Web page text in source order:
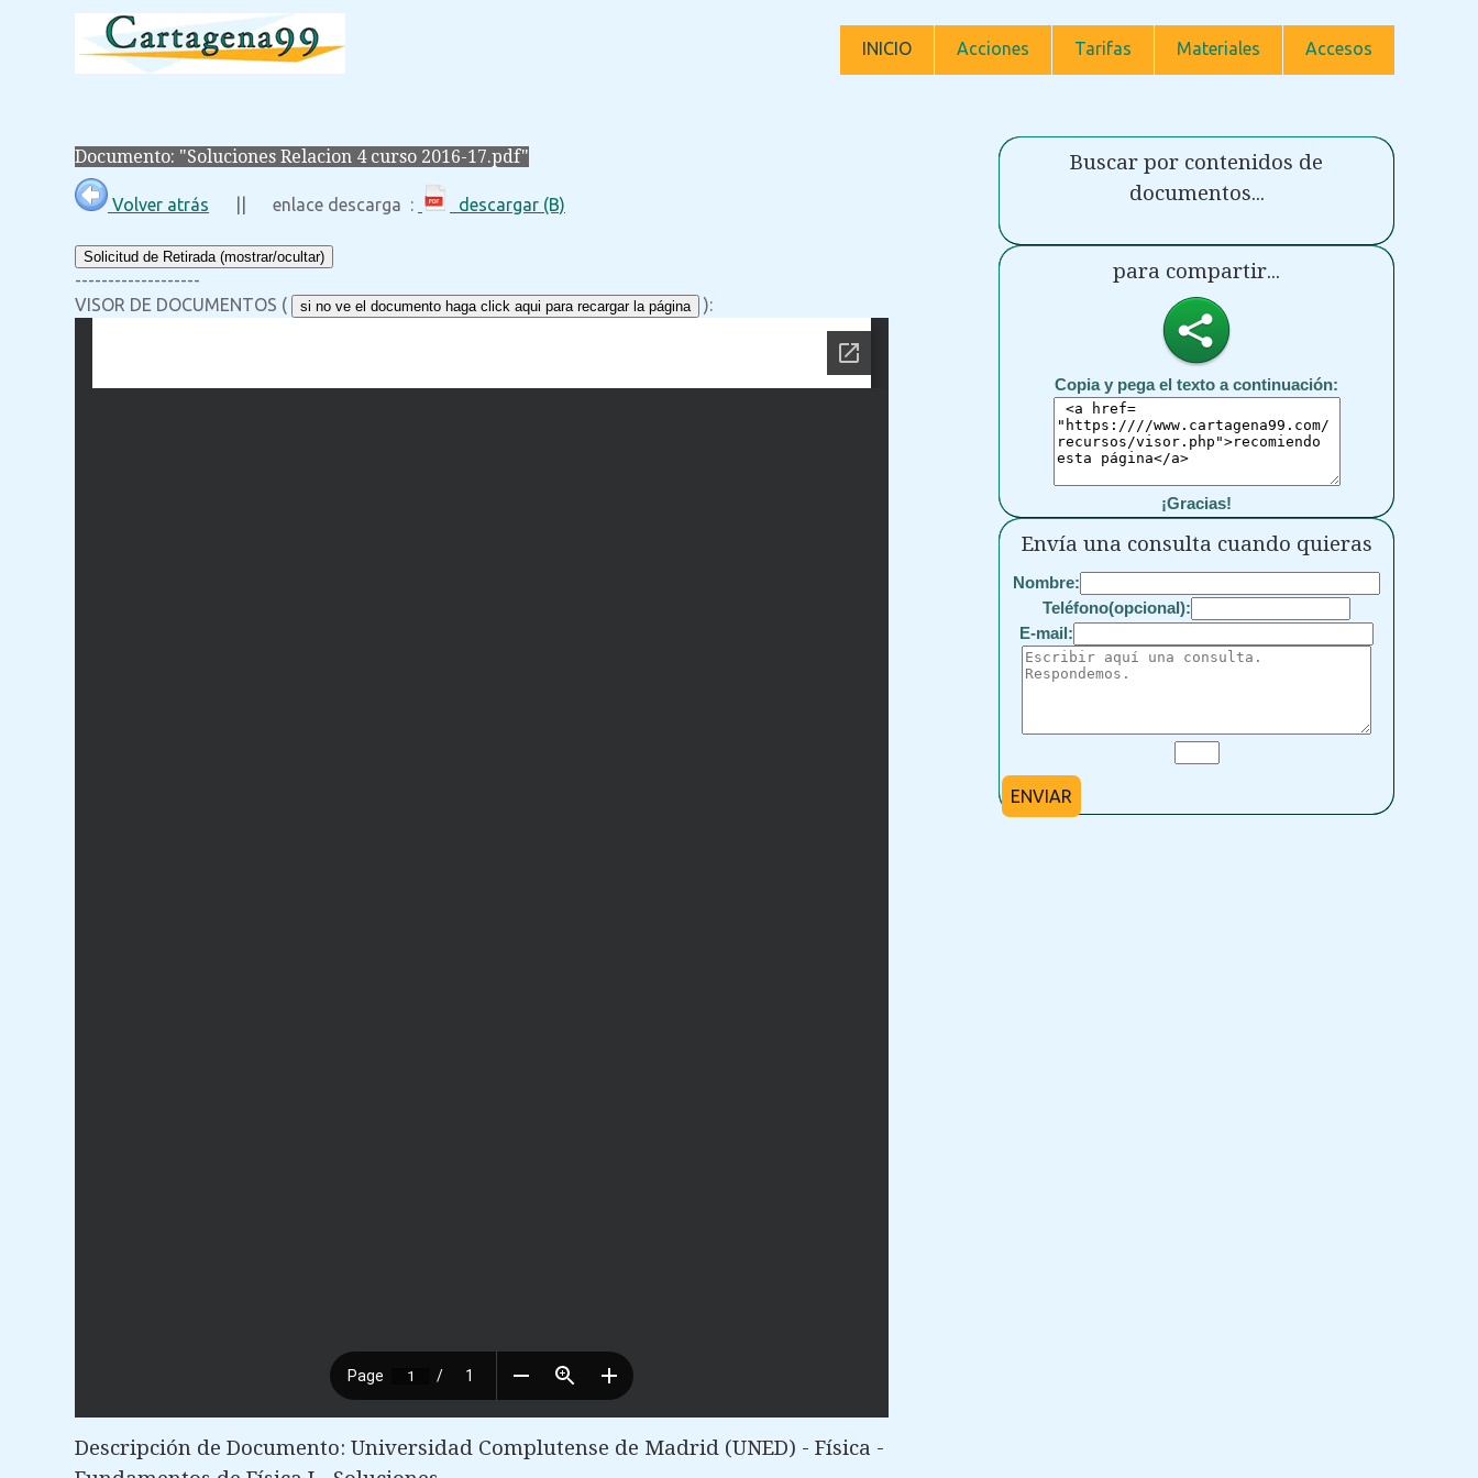
INICIO Acciones Tarifas Materiales Accesos
Documento: "Soluciones Relacion 4 curso 2016-17.pdf"
Volver atrás || enlace descarga : descargar (B)
Solicitud de Retirada (mostrar/ocultar)
-------------------
VISOR DE DOCUMENTOS (
si no ve el documento haga click aqui para recargar la página ):
Descripción de Documento: Universidad Complutense de Madrid (UNED) - Física -
Buscar por contenidos de
documentos...
para compartir...
Copia y pega el texto a continuación:
¡Gracias!
Envía una consulta cuando quieras
Nombre:
Teléfono(opcional):
E-mail:
ENVIAR